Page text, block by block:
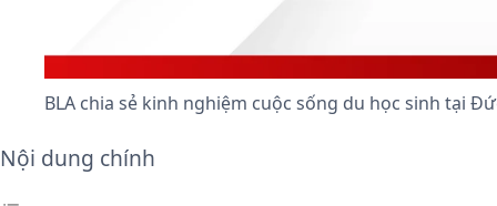
BLA chia sẻ kinh nghiệm cuộc sống du học sinh tại
Nội dung chính